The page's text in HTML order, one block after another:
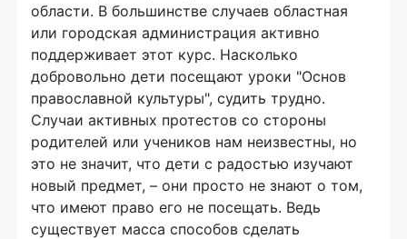
области. В большинстве случаев областная
или городская администрация активно
поддерживает этот курс. Насколько
добровольно дети посещают уроки "Основ
православной культуры", судить трудно.
Случаи активных протестов со стороны
родителей или учеников нам неизвестны, но
это не значит, что дети с радостью изучают
новый предмет, – они просто не знают о том,
что имеют право его не посещать. Ведь
существует масса способов сделать